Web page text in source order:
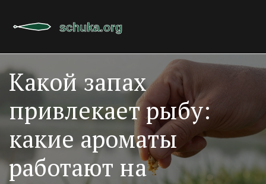
Какой запах
привлекает рыбу:
какие ароматы
работают на